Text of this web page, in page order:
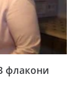
флакони